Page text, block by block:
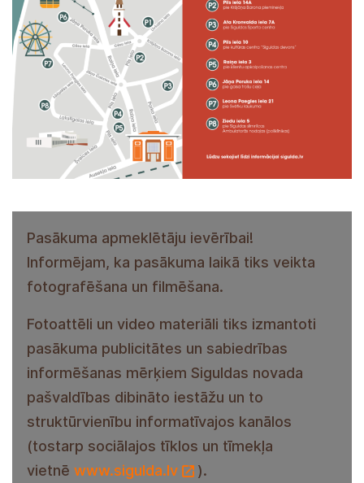
Pasākuma apmeklētāju ievērībai!
Informējam, ka pasākuma laikā tiks veikta
fotografēšana un filmēšana.
Fotoattēli un video materiāli tiks izmantoti
pasākuma publicitātes un sabiedrības
informēšanas mērķiem Siguldas novada
pašvaldības dibināto iestāžu un to
struktūrvienību informatīvajos kanālos
(tostarp sociālajos tīklos un tīmekļa
vietnē www.sigulda.lv ).